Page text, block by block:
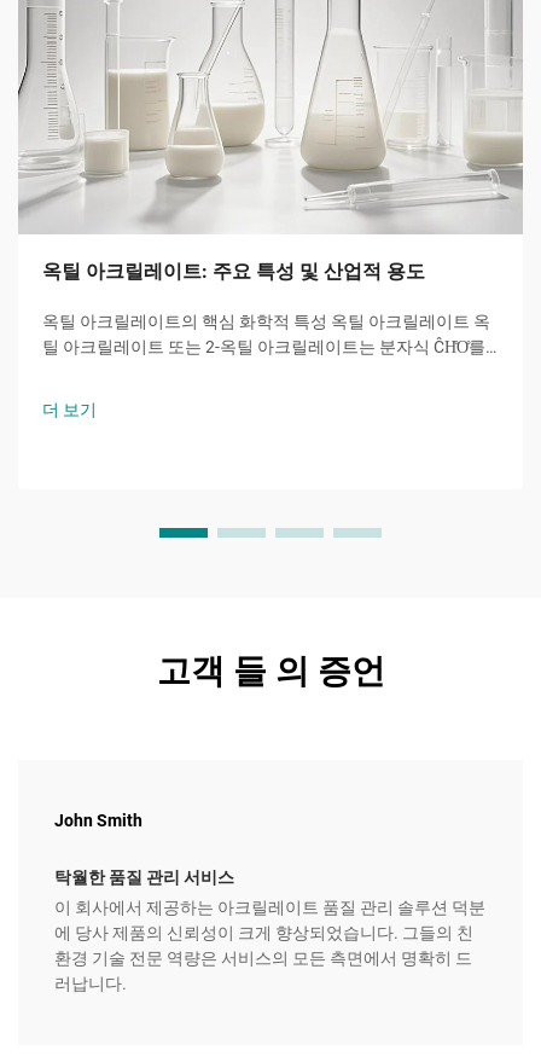
옥틸 아크릴레이트: 주요 특성 및 산업적 용도
옥틸 아크릴레이트의 핵심 화학적 특성 옥틸 아크릴레이트 옥
틸 아크릴레이트 또는 2-옥틸 아크릴레이트는 분자식 ĈH̊O̊를
더 보기
고객 들 의 증언
John Smith
탁월한 품질 관리 서비스
이 회사에서 제공하는 아크릴레이트 품질 관리 솔루션 덕분
에 당사 제품의 신뢰성이 크게 향상되었습니다. 그들의 친
환경 기술 전문 역량은 서비스의 모든 측면에서 명확히 드
러납니다.